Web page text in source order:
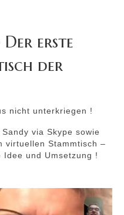
erste
der
nicht unterkriegen !
via Skype sowie
virtuellen Stammtisch –
und Umsetzung !